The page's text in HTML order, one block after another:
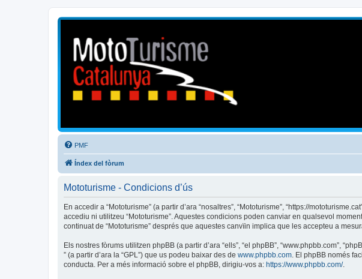
Mototurisme
Turisme en moto en català
PMF
Índex del fòrum
Mototurisme - Condicions d’ús
En accedir a “Mototurisme” (a partir d’ara “nosaltres”, “Mototurisme”, “https://
accediu ni utilitzeu “Mototurisme”. Aquestes condicions poden canviar en qualsevol
continuat de “Mototurisme” després que aquestes canvïin implica que les accepteu a
Els nostres fòrums utilitzen phpBB (a partir d’ara “ells”, “el phpBB”, “www.phpbb.com”,
” (a partir d’ara la “GPL”) que us podeu baixar des de www.phpbb.com. El phpBB només
conducta. Per a més informació sobre el phpBB, dirigiu-vos a: https://www.phpbb.com/.